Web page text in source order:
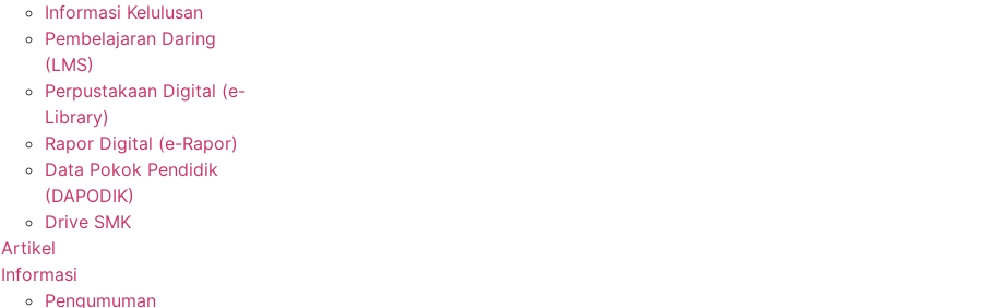
Informasi Kelulusan
Pembelajaran Daring
(LMS)
Perpustakaan Digital (e-
Library)
Rapor Digital (e-Rapor)
Data Pokok Pendidik
(DAPODIK)
Drive SMK
Artikel
Informasi
Pengumuman